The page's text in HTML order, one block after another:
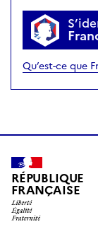
Qu’est-ce que
RÉPUBLIQUE
FRANÇAISE